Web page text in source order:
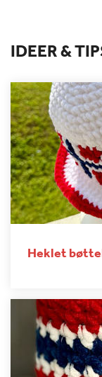
IDEER &
Heklet